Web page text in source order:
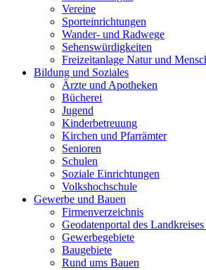
Vereine
Sporteinrichtungen
Wander- und Radwege
Sehenswürdigkeiten
Freizeitanlage Natur und
Bildung und Soziales
Ärzte und Apotheken
Bücherei
Jugend
Kinderbetreuung
Kirchen und Pfarrämter
Senioren
Schulen
Soziale Einrichtungen
Volkshochschule
Gewerbe und Bauen
Firmenverzeichnis
Geodatenportal des
Gewerbegebiete
Baugebiete
Rund ums Bauen